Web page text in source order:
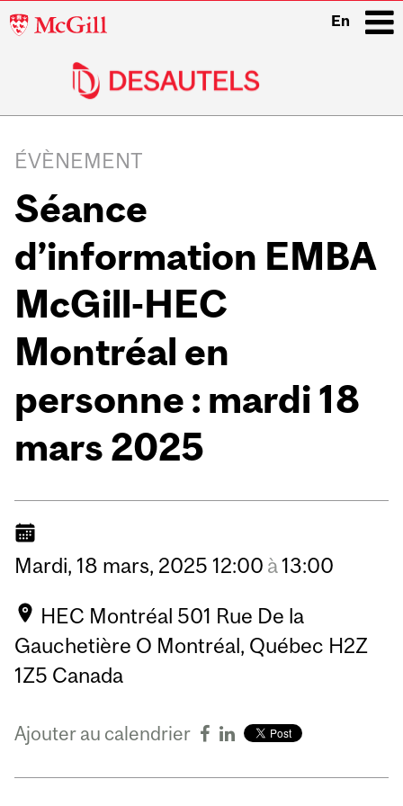
McGill
En
navigation
ÉVÈNEMENT
Séance
d’information EMBA
McGill-HEC
Montréal en
personne : mardi 18
mars 2025
Mardi, 18 mars, 2025 12:00 à13:00
HEC Montréal 501 Rue De la
Gauchetière O Montréal, Québec H2Z
1Z5 Canada
Ajouter au calendrier